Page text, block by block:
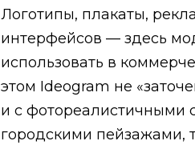
Логотипы, плакаты,
интерфейсов — здесь
использовать в
этом Ideogram не
и с фотореалистичными
городскими пейзажами,